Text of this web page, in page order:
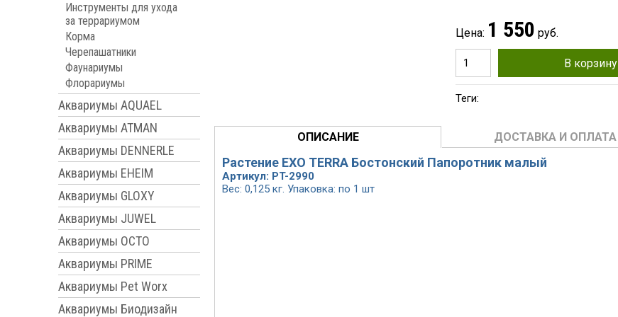
Инструменты для ухода
за террариумом
Корма
Черепашатники
Фаунариумы
Флорариумы
Аквариумы AQUAEL
Аквариумы ATMAN
Аквариумы DENNERLE
Аквариумы EHEIM
Аквариумы GLOXY
Аквариумы JUWEL
Аквариумы OCTO
Аквариумы PRIME
Аквариумы Pet Worx
Аквариумы Биодизайн
Цена: 1 550 руб.
В корзину
Теги:
ОПИСАНИЕ ДОСТАВКА И ОПЛАТА
Растение EXO TERRA Бостонский Папоротник малый
Артикул: PT-2990
Вес: 0,125 кг. Упаковка: по 1 шт